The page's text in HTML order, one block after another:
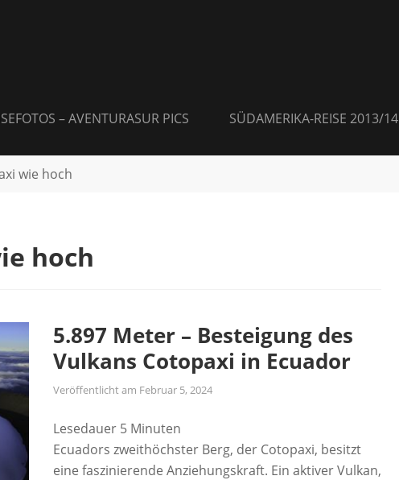
– AVENTURASUR PICS SÜDAMERIKA-REISE 2013/14
wie hoch
hoch
5.897 Meter – Besteigung des
Vulkans Cotopaxi in Ecuador
Veröffentlicht am Februar 5, 2024
Lesedauer 5 Minuten
Ecuadors zweithöchster Berg, der Cotopaxi, besitzt
eine faszinierende Anziehungskraft. Ein aktiver Vulkan,